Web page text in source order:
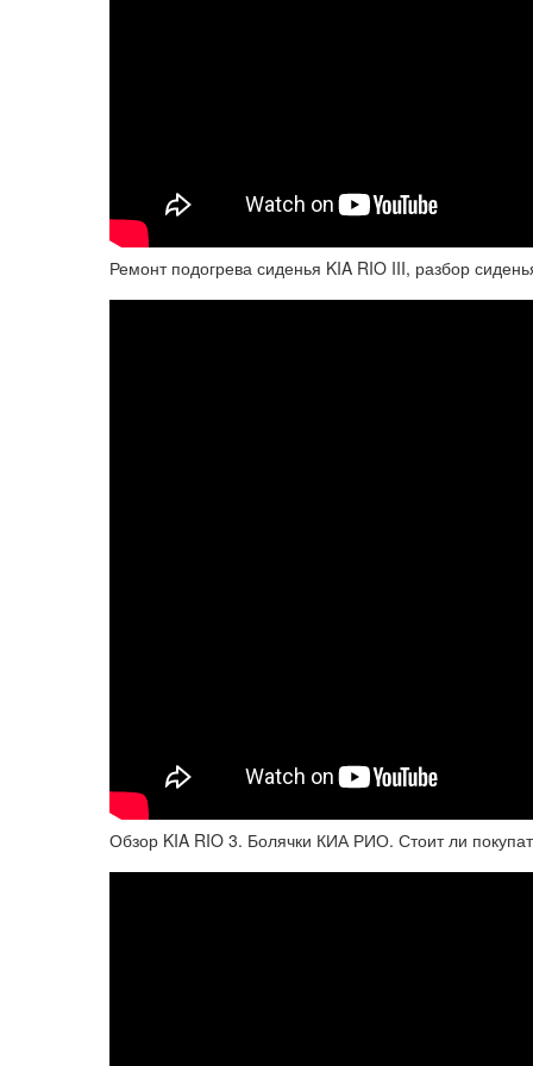
Ремонт подогрева сиденья KIA RIO III, разбор
Обзор KIA RIO 3. Болячки КИА РИО. Стоит ли